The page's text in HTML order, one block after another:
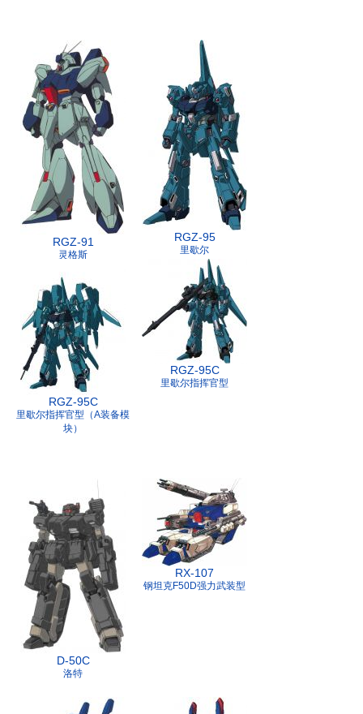
RGZ-91
灵格斯
RGZ-95
里歇尔
RGZ-95C
里歇尔指挥官型（A装备模
块）
RGZ-95C
里歇尔指挥官型
D-50C
洛特
RX-107
钢坦克F50D强力武装型